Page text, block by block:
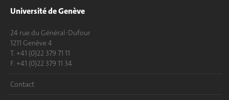
Université de Genève
24 rue du Général-Dufour
1211 Genève 4
T. +41 (0)22 379 71 11
F. +41 (0)22 379 11 34
Contact